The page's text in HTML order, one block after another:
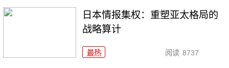
日本情报集权：重塑亚太格局的
战略算计
最热 阅读 8737